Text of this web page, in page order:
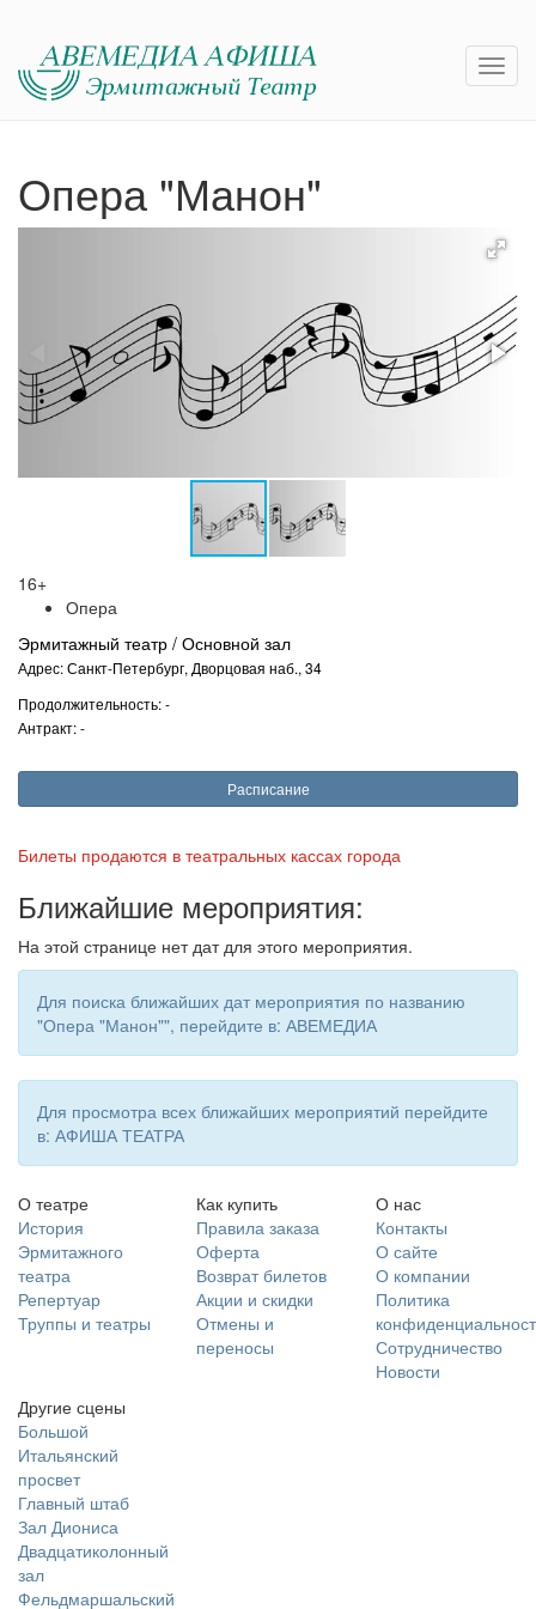
Опера "Манон"
16+
Опера
Эрмитажный театр / Основной зал
Адрес: Санкт-Петербург, Дворцовая наб., 34
Продолжительность: -
Антракт: -
Расписание
Билеты продаются в театральных кассах города
Ближайшие мероприятия:
На этой странице нет дат для этого мероприятия.
Для поиска ближайших дат мероприятия по названию
"Опера "Манон"", перейдите в: АВЕМЕДИА
Для просмотра всех ближайших мероприятий перейдите
в: АФИША ТЕАТРА
О театре
История
Эрмитажного
театра
Репертуар
Труппы и театры
Как купить
Правила заказа
Оферта
Возврат билетов
Акции и скидки
Отмены и
переносы
О нас
Контакты
О сайте
О компании
Политика
Сотрудничество
Новости
Другие сцены
Большой
Итальянский
просвет
Главный штаб
Зал Диониса
Двадцатиколонный
зал
Фельдмаршальский